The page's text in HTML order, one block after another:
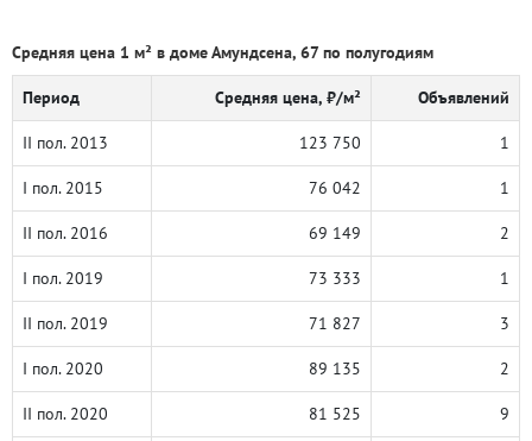
Средняя цена 1 м² в доме Амундсена, 67 по полугодиям
Период Средняя цена, ₽/м² Объявлений
II пол. 2013 123 750 1
I пол. 2015 76 042 1
II пол. 2016 69 149 2
I пол. 2019 73 333 1
II пол. 2019 71 827 3
I пол. 2020 89 135 2
II пол. 2020 81 525 9